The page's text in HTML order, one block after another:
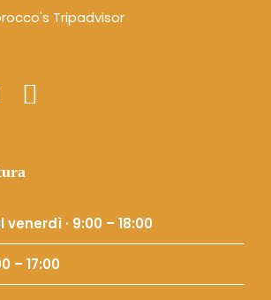
· 9:00 – 18:00
– 17:00